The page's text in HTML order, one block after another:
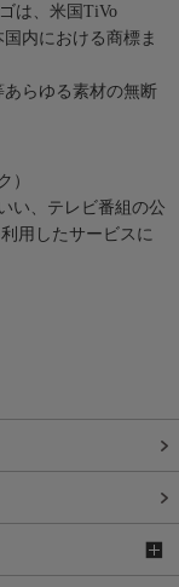
は、米国TiVo
内における商標ま
らゆる素材の無断
）
い、テレビ番組の公
用したサービスに